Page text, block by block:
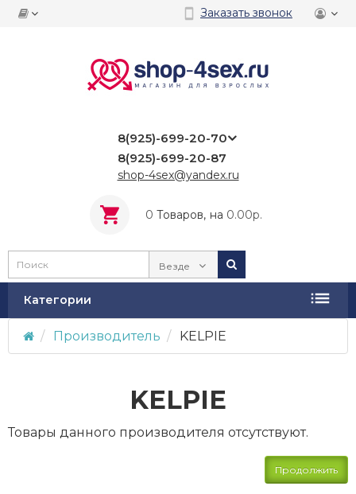
Заказать звонок
8(925)-699-20-70
8(925)-699-20-87
shop-4sex@yandex.ru
0 Tоваров, на 0.00р.
Везде
Категории
Производитель KELPIE
KELPIE
Товары данного производителя отсутствуют.
Продолжить